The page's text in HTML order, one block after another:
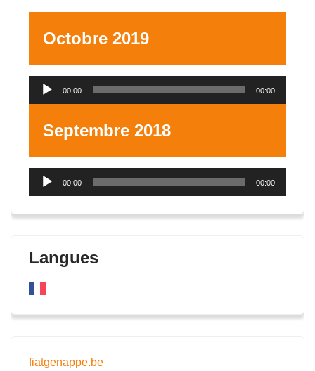
Octobre 2019
Lecteur
00:00 00:00
Septembre 2018
Lecteur
00:00 00:00
Langues
fiatgenappe.be